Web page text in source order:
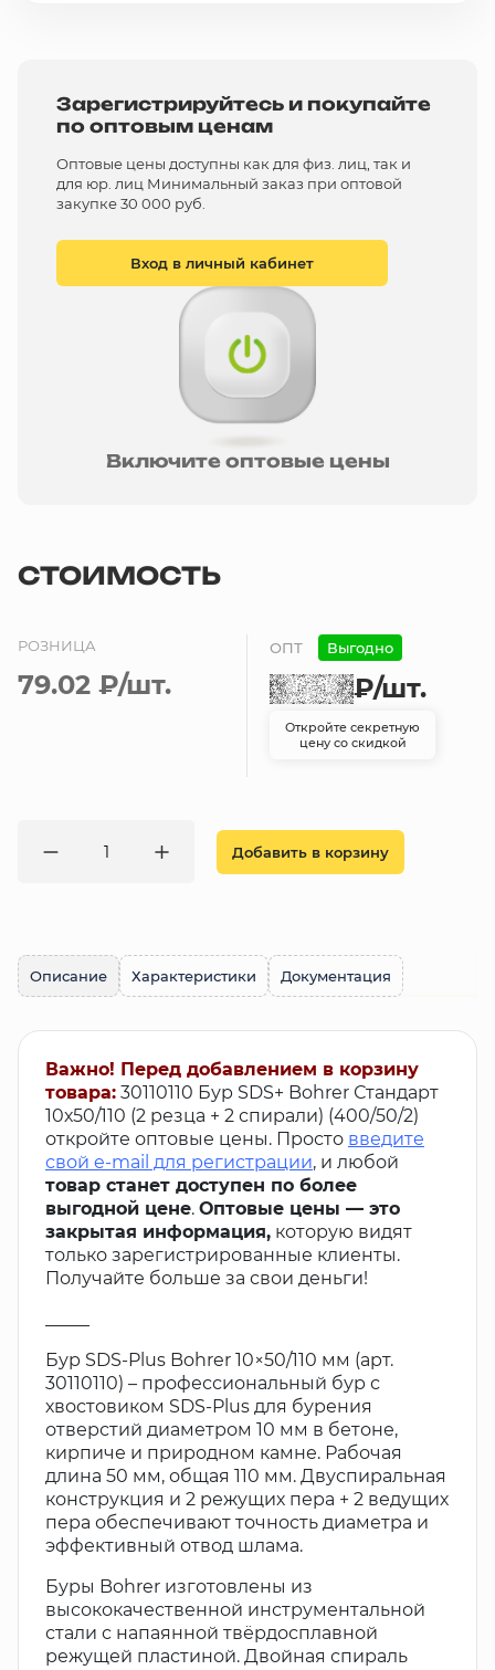
Зарегистрируйтесь и покупайте
по оптовым ценам
Оптовые цены доступны как для физ. лиц, так и
для юр. лиц Минимальный заказ при оптовой
закупке 30 000 руб.
Вход в личный кабинет
Включите оптовые цены
СТОИМОСТЬ
РОЗНИЦА
79.02 ₽/шт.
ОПТ Выгодно
₽/шт.
Откройте секретную
цену со скидкой
Добавить в корзину
Описание Характеристики Документация
Важно! Перед добавлением в корзину
товара: 30110110 Бур SDS+ Bohrer Стандарт
10х50/110 (2 резца + 2 спирали) (400/50/2)
откройте оптовые цены. Просто введите
свой e-mail для регистрации, и любой
товар станет доступен по более
выгодной цене. Оптовые цены — это
закрытая информация, которую видят
только зарегистрированные клиенты.
Получайте больше за свои деньги!
Бур SDS-Plus Bohrer 10×50/110 мм (арт.
30110110) – профессиональный бур с
хвостовиком SDS-Plus для бурения
отверстий диаметром 10 мм в бетоне,
кирпиче и природном камне. Рабочая
длина 50 мм, общая 110 мм. Двуспиральная
конструкция и 2 режущих пера + 2 ведущих
пера обеспечивают точность диаметра и
эффективный отвод шлама.
Буры Bohrer изготовлены из
высококачественной инструментальной
стали с напаянной твёрдосплавной
режущей пластиной. Двойная спираль